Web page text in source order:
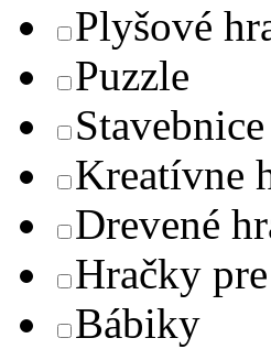
Plyšové
Puzzle
Stavebnice
Kreatívne
Drevené
Hračky
Bábiky